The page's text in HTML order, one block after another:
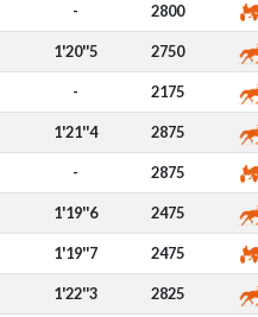
- 2800
1'20''5 2750
- 2175
1'21''4 2875
- 2875
1'19''6 2475
1'19''7 2475
1'22''3 2825